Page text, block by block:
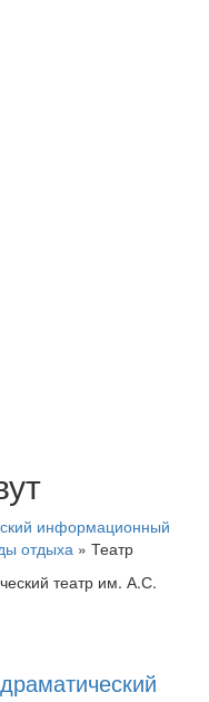
информационный
отдыха » Театр